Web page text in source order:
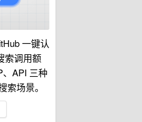
一键认
索调用额
API 三种
索场景。